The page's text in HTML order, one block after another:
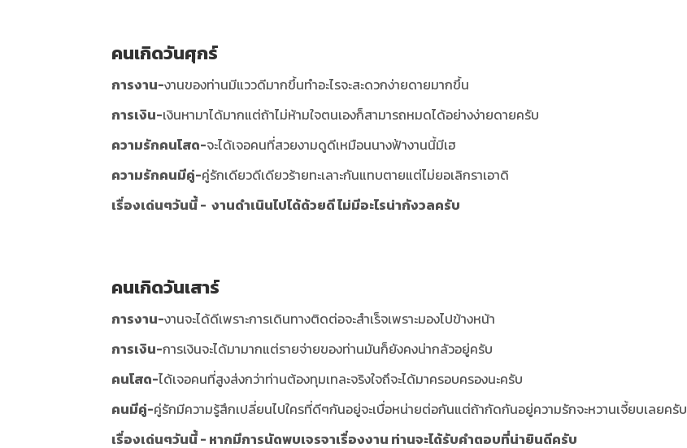
คนเกิดวันศุกร์
การงาน-งานของท่านมีแววดีมากขึ้นทำอะไรจะสะดวกง่ายดายมากขึ้น
การเงิน-เงินหามาได้มากแต่ถ้าไม่ห้ามใจตนเองก็สามารถหมดได้อย่างง่ายดายครับ
ความรักคนโสด-จะได้เจอคนที่สวยงามดูดีเหมือนนางฟ้างานนี้มีเฮ
ความรักคนมีคู่-คู่รักเดียวดีเดียวร้ายทะเลาะกันแทบตายแต่ไม่ยอเลิกราเอาดิ
เรื่องเด่นๆวันนี้ - งานดำเนินไปได้ด้วยดี ไม่มีอะไรน่ากังวลครับ
คนเกิดวันเสาร์
การงาน-งานจะได้ดีเพราะการเดินทางติดต่อจะสำเร็จเพราะมองไปข้างหน้า
การเงิน-การเงินจะได้มามากแต่รายจ่ายของท่านมันก็ยังคงน่ากลัวอยู่ครับ
คนโสด-ได้เจอคนที่สูงส่งกว่าท่านต้องทุมเทละจริงใจถึจะได้มาครอบครองนะครับ
คนมีคู่-คู่รักมีความรู้สึกเปลี่ยนไปใครที่ดีๆกันอยู่จะเบื่อหน่ายต่อกันแต่ถ้ากัดกันอยู่ความรักจะหวานเจี้ยบเลยครับ
เรื่องเด่นๆวันนี้ - หากมีการนัดพบเจรจาเรื่องงาน ท่านจะได้รับคำตอบที่น่ายินดีครับ